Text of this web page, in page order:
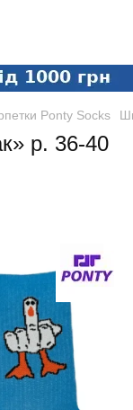
Ponty Socks
р. 36-40